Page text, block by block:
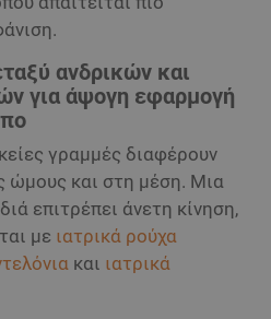
ανδρικών και
για άψογη εφαρμογή
γραμμές διαφέρουν
ώμους και στη μέση. Μια
επιτρέπει άνετη κίνηση,
με ιατρικά ρούχα
και ιατρικά